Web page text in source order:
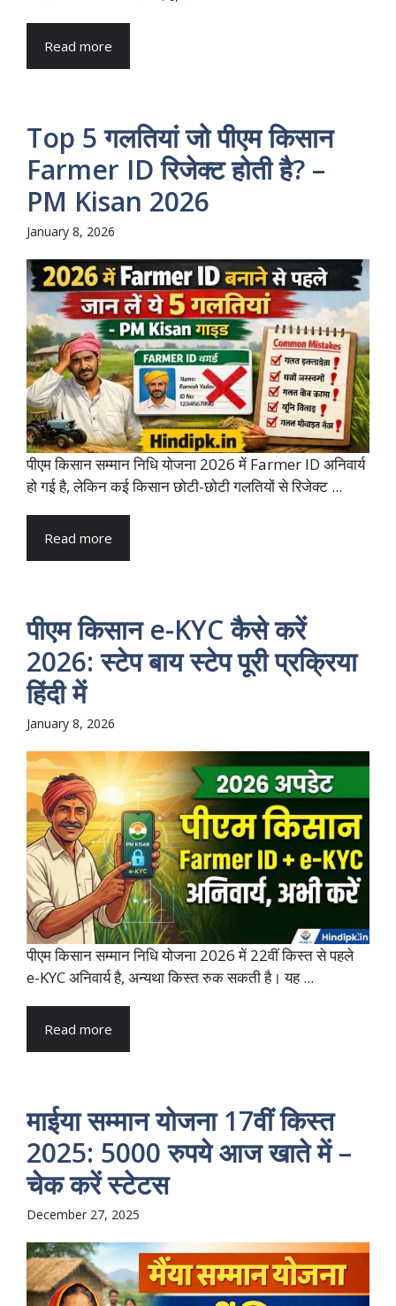
Read more
Top 5 गलतियां जो पीएम किसान
Farmer ID रिजेक्ट होती है? –
PM Kisan 2026
January 8, 2026
पीएम किसान सम्मान निधि योजना 2026 में Farmer ID अनिवार्य
हो गई है, लेकिन कई किसान छोटी-छोटी गलतियों से रिजेक्ट ...
Read more
पीएम किसान e-KYC कैसे करें
2026: स्टेप बाय स्टेप पूरी प्रक्रिया
हिंदी में
January 8, 2026
पीएम किसान सम्मान निधि योजना 2026 में 22वीं किस्त से पहले
e-KYC अनिवार्य है, अन्यथा किस्त रुक सकती है। यह ...
Read more
माईया सम्मान योजना 17वीं किस्त
2025: 5000 रुपये आज खाते में –
चेक करें स्टेटस
December 27, 2025